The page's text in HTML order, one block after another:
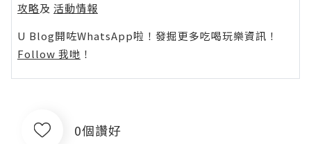
攻略及 活動情報
U Blog開咗WhatsApp啦！發掘更多吃喝玩樂資訊！
Follow 我哋 ！
0個讚好